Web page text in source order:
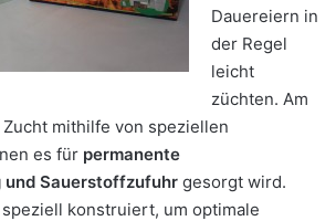
Dauereiern in
der Regel
leicht
züchten. Am
mithilfe von speziellen
es für permanente
und Sauerstoffzufuhr gesorgt wird.
konstruiert, um optimale